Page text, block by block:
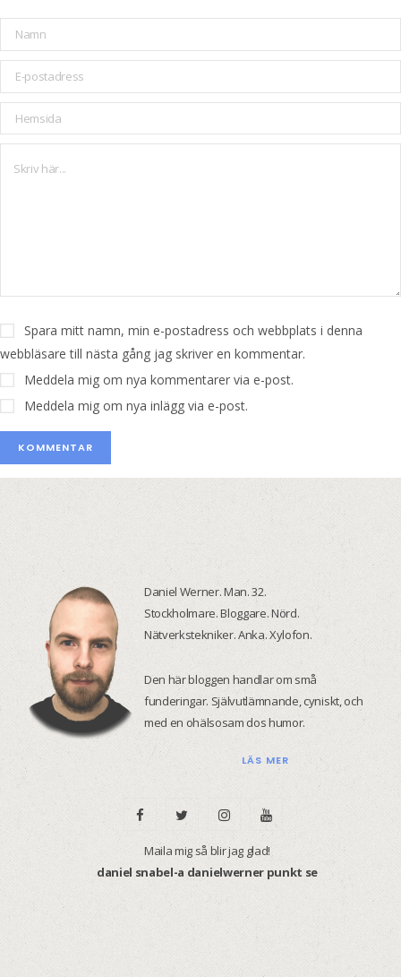
Spara mitt namn, min e-postadress och webbplats i denna
webbläsare till nästa gång jag skriver en kommentar.
Meddela mig om nya kommentarer via e-post.
Meddela mig om nya inlägg via e-post.
Daniel Werner. Man. 32.
Stockholmare. Bloggare. Nörd.
Nätverkstekniker. Anka. Xylofon.
Den här bloggen handlar om små
funderingar. Självutlämnande, cyniskt, och
med en ohälsosam dos humor.
LÄS MER
F
a
c
b
w
i
I
n
s
Y
u
Maila mig så blir jag glad!
daniel snabel-a danielwerner punkt se